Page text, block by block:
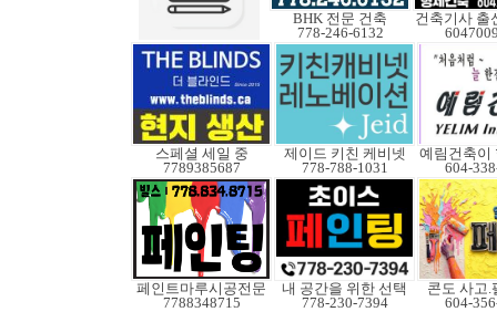
BHK 전문 건축
778-246-6132
건축기사 출
스페셜 세일 중
7789385687
제이드 키친 케비넷
778-788-1031
604-
페인트마루시공전문
7788348715
내 공간을 위한 선택
778-230-7394
콘도 사고.
604-